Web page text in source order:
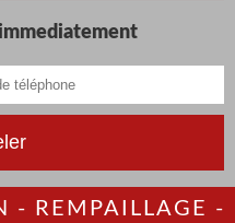
- REMPAILLAGE -